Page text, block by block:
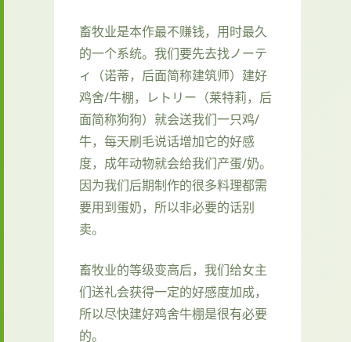
畜牧业是本作最不赚钱，用时最久
的一个系统。我们要先去找ノーテ
ィ（诺蒂，后面简称建筑师）建好
鸡舍/牛棚，レトリー（莱特莉，后
面简称狗狗）就会送我们一只鸡/
牛，每天刷毛说话增加它的好感
度，成年动物就会给我们产蛋/奶。
因为我们后期制作的很多料理都需
要用到蛋奶，所以非必要的话别
卖。
畜牧业的等级变高后，我们给女主
们送礼会获得一定的好感度加成，
所以尽快建好鸡舍牛棚是很有必要
的。